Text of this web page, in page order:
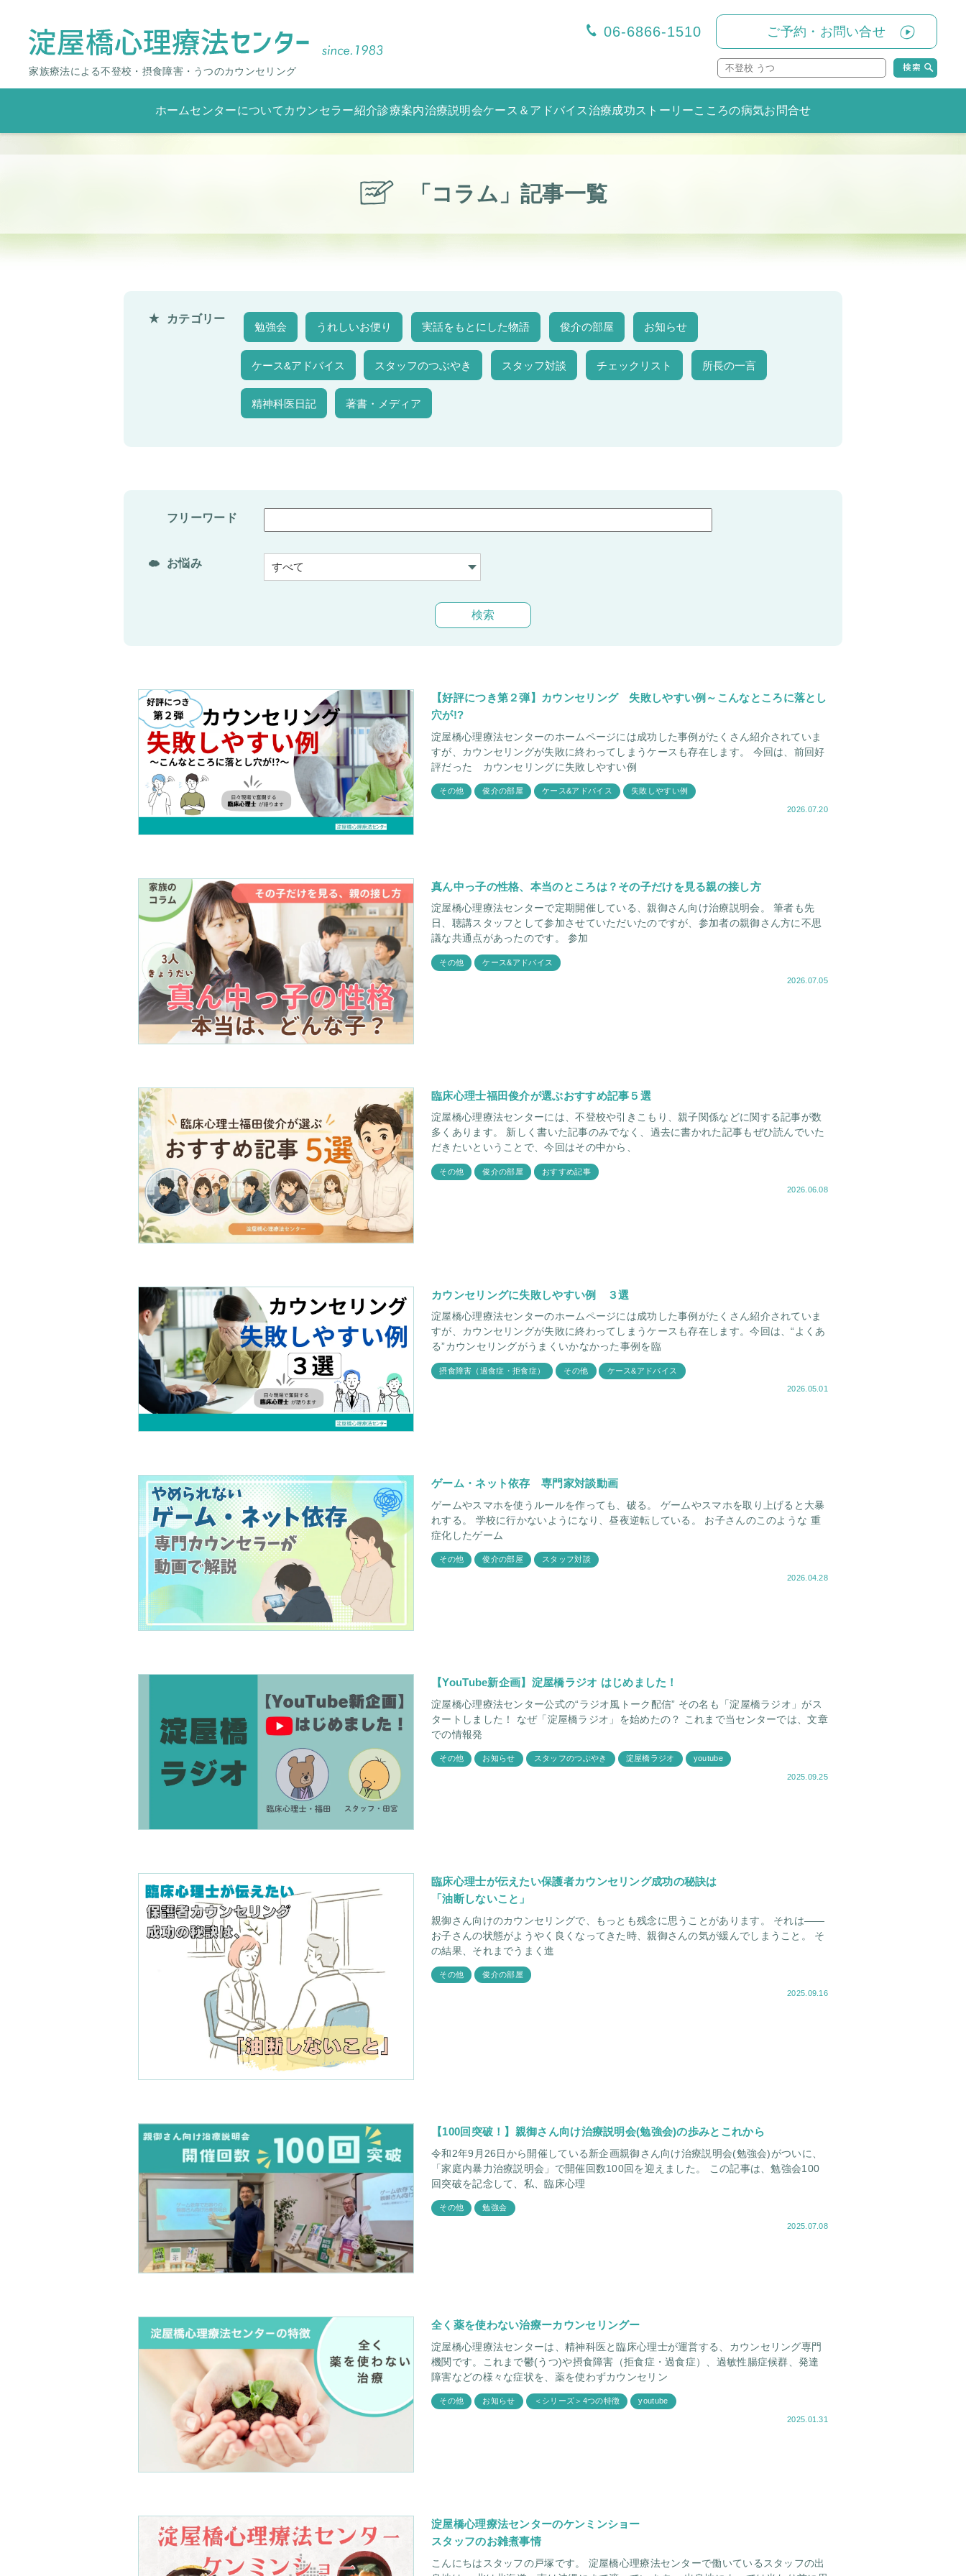
家族療法による不登校・摂食障害・うつのカウンセリング
06-6866-1510 ご予約・お問い合せ
ホームセンターについて カウンセラー紹介診療案内治療説明会ケース＆アドバイス治療成功ストーリーこころの病気お問合せ
「コラム」記事一覧
カテゴリー
勉強会 うれしいお便り 実話をもとにした物語 俊介の部屋 お知らせ
ケース&アドバイス スタッフのつぶやき スタッフ対談 チェックリスト 所長の一言
精神科医日記 著書・メディア
フリーワード
お悩み
【好評につき第２弾】カウンセリング 失敗しやすい例～こんなところに落とし
穴が!?
淀屋橋心理療法センターのホームページには成功した事例がたくさん紹介されていま
すが、カウンセリングが失敗に終わってしまうケースも存在します。 今回は、前回好
評だった カウンセリングに失敗しやすい例
その他 俊介の部屋 ケース&アドバイス 失敗しやすい例
2026.07.20
真ん中っ子の性格、本当のところは？その子だけを見る親の接し方
淀屋橋心理療法センターで定期開催している、親御さん向け治療説明会。 筆者も先
日、聴講スタッフとして参加させていただいたのですが、参加者の親御さん方に不思
議な共通点があったのです。 参加
その他 ケース&アドバイス
2026.07.05
臨床心理士福田俊介が選ぶおすすめ記事５選
淀屋橋心理療法センターには、不登校や引きこもり、親子関係などに関する記事が数
多くあります。 新しく書いた記事のみでなく、過去に書かれた記事もぜひ読んでいた
だきたいということで、今回はその中から、
その他 俊介の部屋 おすすめ記事
2026.06.08
カウンセリングに失敗しやすい例 ３選
淀屋橋心理療法センターのホームページには成功した事例がたくさん紹介されていま
すが、カウンセリングが失敗に終わってしまうケースも存在します。今回は、“よくあ
る”カウンセリングがうまくいかなかった事例を臨
摂食障害（過食症・拒食症） その他 ケース&アドバイス
2026.05.01
ゲーム・ネット依存 専門家対談動画
ゲームやスマホを使うルールを作っても、破る。 ゲームやスマホを取り上げると大暴
れする。 学校に行かないようになり、昼夜逆転している。 お子さんのこのような 重
症化したゲーム
その他 俊介の部屋 スタッフ対談
2026.04.28
【YouTube新企画】淀屋橋ラジオ はじめました！
淀屋橋心理療法センター公式の“ラジオ風トーク配信” その名も「淀屋橋ラジオ」がス
タートしました！ なぜ「淀屋橋ラジオ」を始めたの？ これまで当センターでは、文章
での情報発
その他 お知らせ スタッフのつぶやき 淀屋橋ラジオ youtube
2025.09.25
臨床心理士が伝えたい保護者カウンセリング成功の秘訣は
「油断しないこと」
親御さん向けのカウンセリングで、もっとも残念に思うことがあります。 それは——
お子さんの状態がようやく良くなってきた時、親御さんの気が緩んでしまうこと。 そ
の結果、それまでうまく進
その他 俊介の部屋
2025.09.16
【100回突破！】親御さん向け治療説明会(勉強会)の歩みとこれから
令和2年9月26日から開催している新企画親御さん向け治療説明会(勉強会)がついに、
「家庭内暴力治療説明会」で開催回数100回を迎えました。 この記事は、勉強会100
回突破を記念して、私、臨床心理
その他 勉強会
2025.07.08
全く薬を使わない治療ーカウンセリングー
淀屋橋心理療法センターは、精神科医と臨床心理士が運営する、カウンセリング専門
機関です。これまで鬱(うつ)や摂食障害（拒食症・過食症）、過敏性腸症候群、発達
障害などの様々な症状を、薬を使わずカウンセリン
その他 お知らせ ＜シリーズ＞4つの特徴 youtube
2025.01.31
淀屋橋心理療法センターのケンミンショー
スタッフのお雑煮事情
こんにちはスタッフの戸塚です。 淀屋橋心理療法センターで働いているスタッフの出